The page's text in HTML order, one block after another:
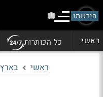
הירשמו
ראשי כל הכותרות
ראשי בארץ